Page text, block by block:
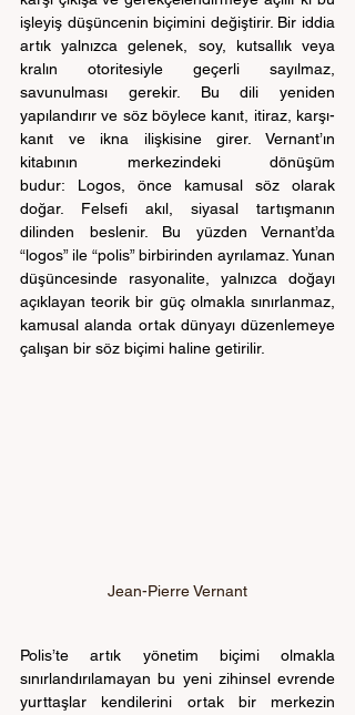
işleyiş düşüncenin biçimini değiştirir. Bir iddia
artık yalnızca gelenek, soy, kutsallık veya
kralın otoritesiyle geçerli sayılmaz,
savunulması gerekir. Bu dili yeniden
yapılandırır ve söz böylece kanıt, itiraz, karşı-
kanıt ve ikna ilişkisine girer. Vernant’ın
kitabının merkezindeki dönüşüm
budur: Logos, önce kamusal söz olarak
doğar. Felsefi akıl, siyasal tartışmanın
dilinden beslenir. Bu yüzden Vernant’da
“logos” ile “polis” birbirinden ayrılamaz. Yunan
düşüncesinde rasyonalite, yalnızca doğayı
açıklayan teorik bir güç olmakla sınırlanmaz,
kamusal alanda ortak dünyayı düzenlemeye
çalışan bir söz biçimi haline getirilir.
Jean-Pierre Vernant
Polis’te artık yönetim biçimi olmakla
sınırlandırılamayan bu yeni zihinsel evrende
yurttaşlar kendilerini ortak bir merkezin